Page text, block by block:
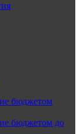
бюджетом
бюджетом до